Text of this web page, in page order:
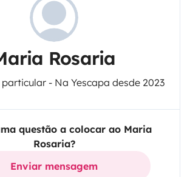
Rosaria
- Na Yescapa desde 2023
questão a colocar ao Maria
Rosaria?
Enviar mensagem